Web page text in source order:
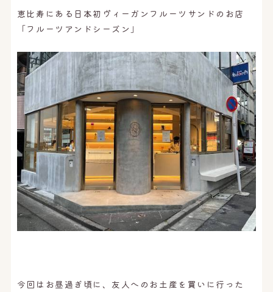
恵比寿にある日本初ヴィーガンフルーツサンドのお店
「フルーツアンドシーズン」
今回はお昼過ぎ頃に、友人へのお土産を買いに行った